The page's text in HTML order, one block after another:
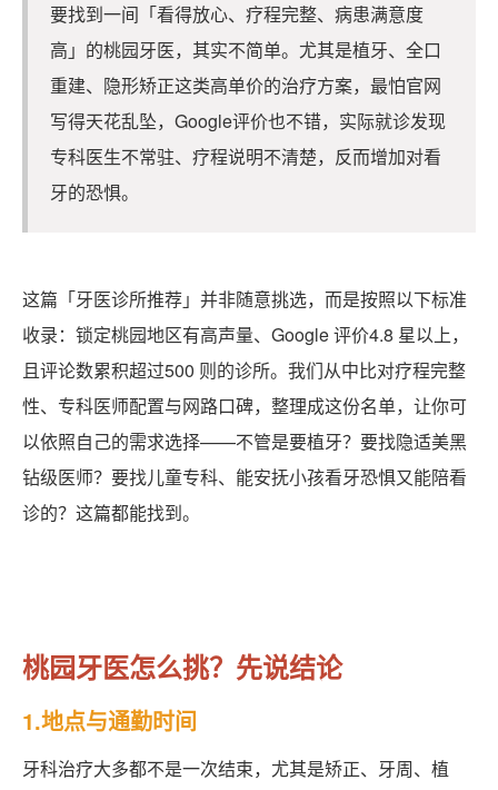
要找到一间「看得放心、疗程完整、病患满意度
高」的桃园牙医，其实不简单。尤其是植牙、全口
重建、隐形矫正这类高单价的治疗方案，最怕官网
写得天花乱坠，Google评价也不错，实际就诊发现
专科医生不常驻、疗程说明不清楚，反而增加对看
牙的恐惧。
这篇「牙医诊所推荐」并非随意挑选，而是按照以下标准
收录：锁定桃园地区有高声量、Google 评价4.8 星以上，
且评论数累积超过500 则的诊所。我们从中比对疗程完整
性、专科医师配置与网路口碑，整理成这份名单，让你可
以依照自己的需求选择——不管是要植牙？要找隐适美黑
钻级医师？要找儿童专科、能安抚小孩看牙恐惧又能陪看
诊的？这篇都能找到。
桃园牙医怎么挑？先说结论
1.地点与通勤时间
牙科治疗大多都不是一次结束，尤其是矫正、牙周、植